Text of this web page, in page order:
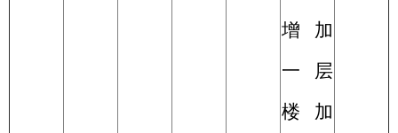
增加
一层
楼加